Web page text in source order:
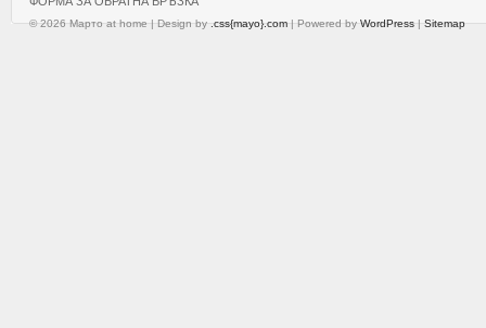
© 2026 Марто at home | Design by.css{mayo}.com| Powered byWordPress|Sitemap